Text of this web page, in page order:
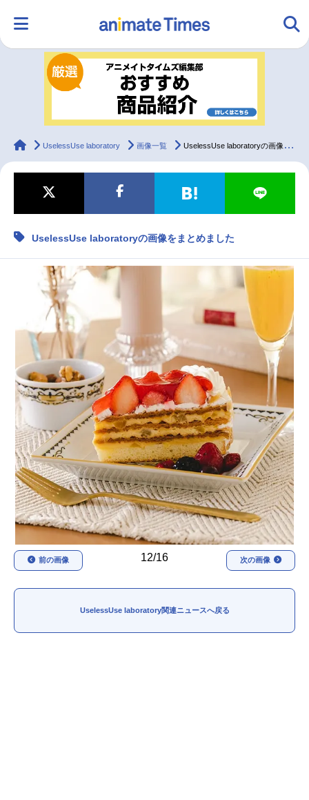
ランキング アニメ
ラジオ みんなの声
マンガ・ラノベ ゲーム・アプリ 音楽 コスプレ
配信・Vtuber トレンド
最新記事一覧
アニメ記事一覧
アニメ映画一覧
今期アニメ曜日別一覧
春アニメ 夏アニメ
秋アニメ 冬アニメ
男性声優/女性声優一覧
FOLLOW US
animateTimes
UselessUse laboratory 画像一覧 UselessUse laboratoryの画像をまとめました
UselessUse laboratoryの画像をまとめました
12/16
前の画像 次の画像
UselessUse laboratory関連ニュースへ戻る